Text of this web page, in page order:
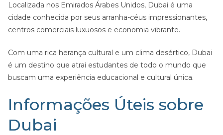
Localizada nos Emirados Árabes Unidos, Dubai é uma
cidade conhecida por seus arranha-céus impressionantes,
centros comerciais luxuosos e economia vibrante.
Com uma rica herança cultural e um clima desértico, Dubai
é um destino que atrai estudantes de todo o mundo que
buscam uma experiência educacional e cultural única.
Informações Úteis sobre
Dubai